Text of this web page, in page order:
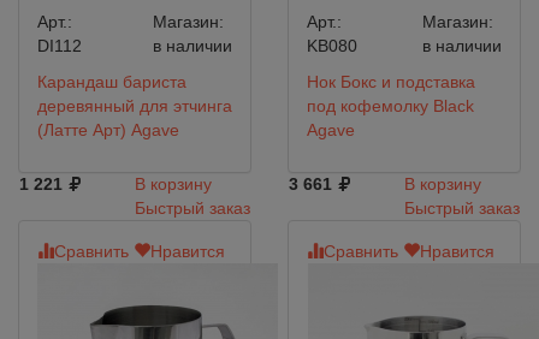
Арт.:
DI112
Магазин:
в наличии
Карандаш бариста
деревянный для этчинга
(Латте Арт) Agave
1 221
В корзину
Быстрый заказ
Арт.:
KB080
Магазин:
в наличии
Нок Бокс и подставка
под кофемолку Black
Agave
3 661
В корзину
Быстрый заказ
Сравнить Нравится Сравнить Нравится